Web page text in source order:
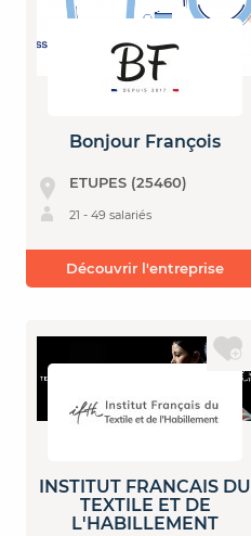
Bonjour François
ETUPES (25460)
21 - 49 salariés
Découvrir l'entreprise
INSTITUT FRANCAIS DU
TEXTILE ET DE
L'HABILLEMENT